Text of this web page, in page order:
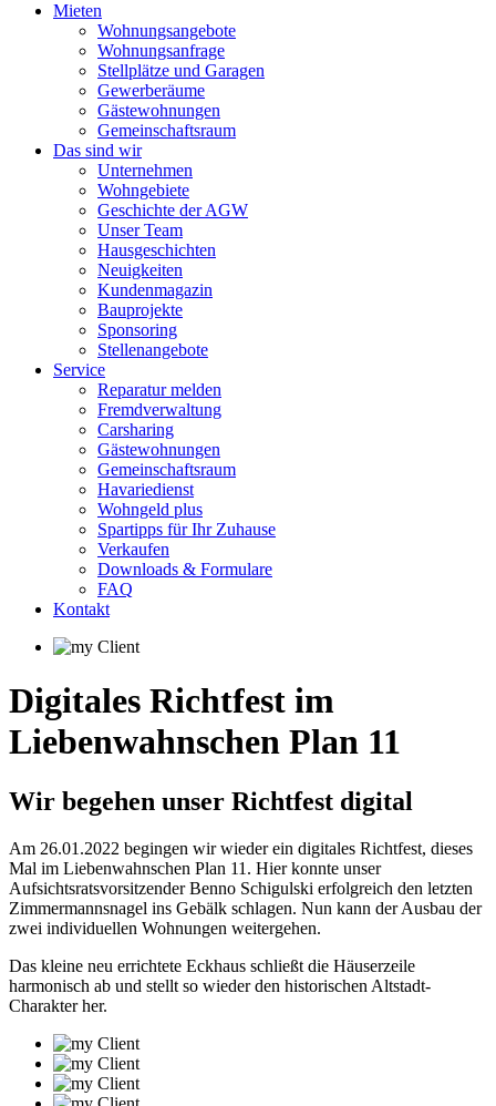
Mieten
Wohnungsangebote
Wohnungsanfrage
Stellplätze und Garagen
Gewerberäume
Gästewohnungen
Gemeinschaftsraum
Das sind wir
Unternehmen
Wohngebiete
Geschichte der AGW
Unser Team
Hausgeschichten
Neuigkeiten
Kundenmagazin
Bauprojekte
Sponsoring
Stellenangebote
Service
Reparatur melden
Fremdverwaltung
Carsharing
Gästewohnungen
Gemeinschaftsraum
Havariedienst
Wohngeld plus
Spartipps für Ihr Zuhause
Verkaufen
Downloads & Formulare
FAQ
Kontakt
Digitales Richtfest im
Liebenwahnschen Plan 11
Wir begehen unser Richtfest digital
Am 26.01.2022 begingen wir wieder ein digitales Richtfest, dieses
Mal im Liebenwahnschen Plan 11. Hier konnte unser
Aufsichtsratsvorsitzender Benno Schigulski erfolgreich den letzten
Zimmermannsnagel ins Gebälk schlagen. Nun kann der Ausbau der
zwei individuellen Wohnungen weitergehen.
Das kleine neu errichtete Eckhaus schließt die Häuserzeile
harmonisch ab und stellt so wieder den historischen Altstadt-
Charakter her.